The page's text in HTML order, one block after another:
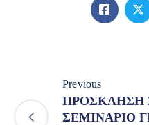
Previous
ΠΡΟΣΚΛΗΣΗ
ΣΕΜΙΝΑΡΙΟ